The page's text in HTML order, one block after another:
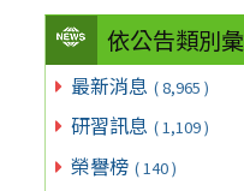
依公告類別
最新消息 ( 8,965 )
研習訊息 ( 1,109 )
榮譽榜 ( 140 )